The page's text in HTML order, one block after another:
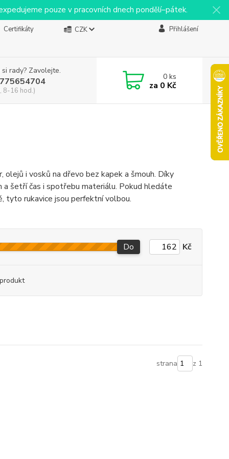
pouze v pracovních dnech pondělí–pátek.
Certifikáty
CZK Přihlášení
rady? Zavolejte.
8-16 hod.)
0ks
za 0 Kč
olejů i vosků na dřevo bez kapek a šmouh. Díky
a šetří čas i spotřebu materiálu. Pokud hledáte
tyto rukavice jsou perfektní volbou.
Do Kč
strana z 1